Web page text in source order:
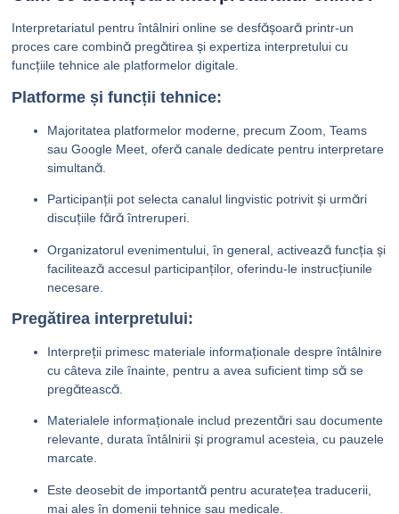
Interpretariatul pentru întâlniri online se desfășoară printr-un
proces care combină pregătirea și expertiza interpretului cu
funcțiile tehnice ale platformelor digitale.
Platforme și funcții tehnice:
Majoritatea platformelor moderne, precum Zoom, Teams
sau Google Meet, oferă canale dedicate pentru interpretare
simultană.
Participanții pot selecta canalul lingvistic potrivit și urmări
discuțiile fără întreruperi.
Organizatorul evenimentului, în general, activează funcția și
facilitează accesul participanților, oferindu-le instrucțiunile
necesare.
Pregătirea interpretului:
Interpreții primesc materiale informaționale despre întâlnire
cu câteva zile înainte, pentru a avea suficient timp să se
pregătească.
Materialele informaționale includ prezentări sau documente
relevante, durata întâlnirii și programul acesteia, cu pauzele
marcate.
Este deosebit de importantă pentru acuratețea traducerii,
mai ales în domenii tehnice sau medicale.